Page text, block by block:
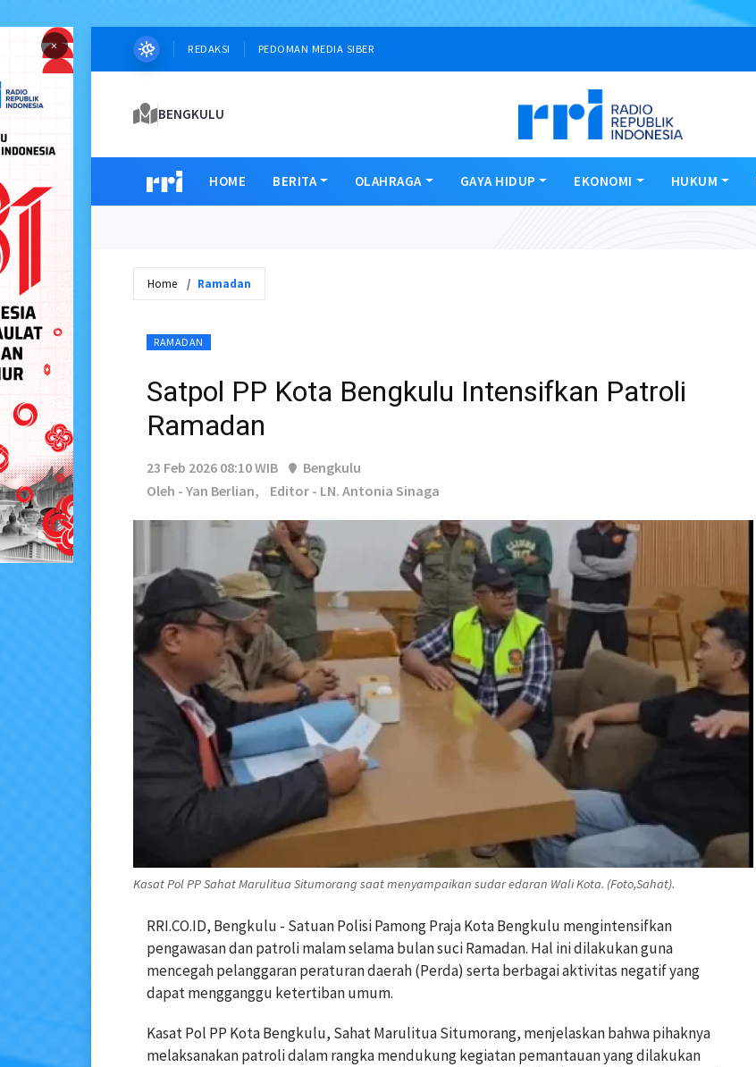
× REDAKSI PEDOMAN MEDIA SIBER
BENGKULU
HOME BERITA OLAHRAGA GAYA HIDUP EKONOMI HUKUM
Home Ramadan
RAMADAN
Satpol PP Kota Bengkulu Intensifkan Patroli
Ramadan
23 Feb 2026 08:10 WIB
Bengkulu
Oleh - Yan Berlian,
Editor - LN. Antonia Sinaga
Kasat Pol PP Sahat Marulitua Situmorang saat menyampaikan sudar edaran Wali Kota. (Foto,Sahat).
RRI.CO.ID, Bengkulu - Satuan Polisi Pamong Praja Kota Bengkulu mengintensifkan
pengawasan dan patroli malam selama bulan suci Ramadan. Hal ini dilakukan guna
mencegah pelanggaran peraturan daerah (Perda) serta berbagai aktivitas negatif yang
dapat mengganggu ketertiban umum.
Kasat Pol PP Kota Bengkulu, Sahat Marulitua Situmorang, menjelaskan bahwa pihaknya
melaksanakan patroli dalam rangka mendukung kegiatan pemantauan yang dilakukan